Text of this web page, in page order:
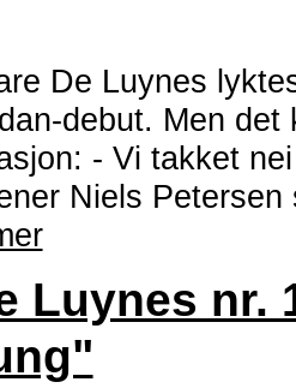
De Luynes
debut. Men det
- Vi takket
Niels Petersen
Luynes nr.